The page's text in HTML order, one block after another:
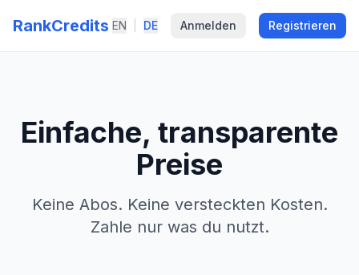
RankCredits EN DE Anmelden Registrieren
Einfache, transparente
Preise
Keine Abos. Keine versteckten Kosten.
Zahle nur was du nutzt.